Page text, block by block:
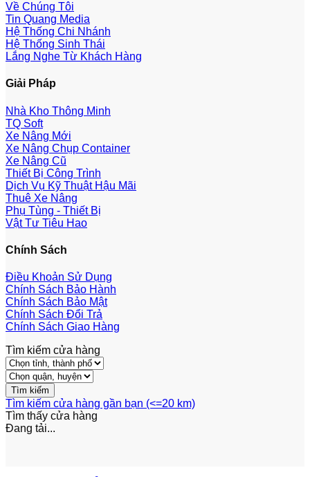
Về Chúng Tôi
Tin Quang Media
Hệ Thống Chi Nhánh
Hệ Thống Sinh Thái
Lắng Nghe Từ Khách Hàng
Giải Pháp
Nhà Kho Thông Minh
TQ Soft
Xe Nâng Mới
Xe Nâng Chụp Container
Xe Nâng Cũ
Thiết Bị Công Trình
Dịch Vụ Kỹ Thuật Hậu Mãi
Thuê Xe Nâng
Phụ Tùng - Thiết Bị
Vật Tư Tiêu Hao
Chính Sách
Điều Khoản Sử Dụng
Chính Sách Bảo Hành
Chính Sách Bảo Mật
Chính Sách Đổi Trả
Chính Sách Giao Hàng
Tìm kiếm cửa hàng
Tìm kiếm cửa hàng gần bạn (<=20 km)
Tìm thấy cửa hàng
Đang tải...